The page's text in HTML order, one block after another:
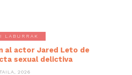
LABURRAK
al actor Jared Leto de
sexual delictiva
2026